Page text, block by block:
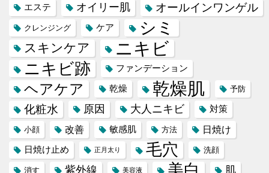
エステ オイリー肌 オールインワンゲル
クレンジング ケア シミ
スキンケア ニキビ
ニキビ跡 ファンデーション
ヘアケア 乾燥 乾燥肌 予防
化粧水 原因 大人ニキビ 対策
小顔 改善 敏感肌 方法 日焼け
日焼け止め 正月太り 毛穴 洗顔
消す 紫外線 美容液 肌